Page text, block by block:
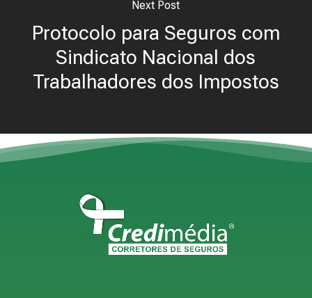
Next Post
Protocolo para Seguros com
Sindicato Nacional dos
Trabalhadores dos Impostos